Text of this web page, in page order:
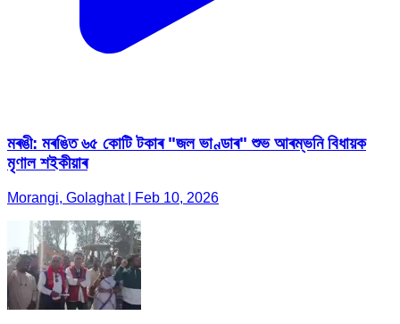
মৰঙী: মৰঙিত ৬৫ কোটি টকাৰ "জল ভাণ্ডাৰ" শুভ আৰম্ভনি বিধায়ক
মৃণাল শইকীয়াৰ
Morangi, Golaghat | Feb 10, 2026